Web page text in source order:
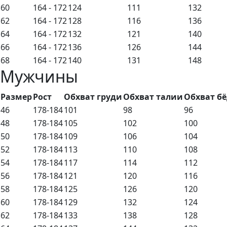
60
164 - 172124 111
132
62
164 - 172128 116
136
64
164 - 172132 121
140
66
164 - 172136 126
144
68
164 - 172140 131 148
Мужчины
РазмерРост Обхват грудиОбхват талииОбхват
46
178-184101 98
96
48
178-184105 102
100
50
178-184109 106
104
52
178-184113 110
108
54
178-184117 114
112
56
178-184121 120
116
58
178-184125 126
120
60
178-184129 132
124
62
178-184133 138
128